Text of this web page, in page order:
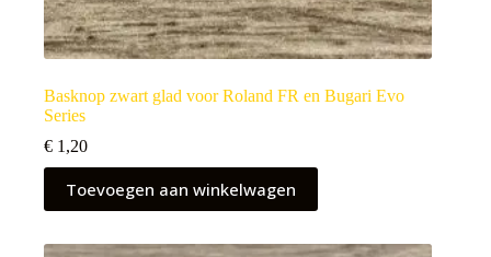
Basknop zwart glad voor Roland FR en Bugari Evo
Series
€ 1,20
Toevoegen aan winkelwagen